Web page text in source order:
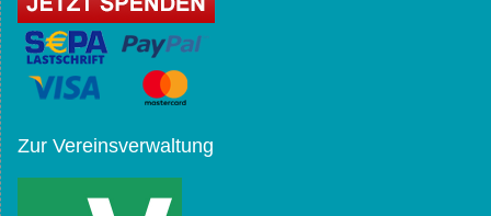
Zur Vereinsverwaltung